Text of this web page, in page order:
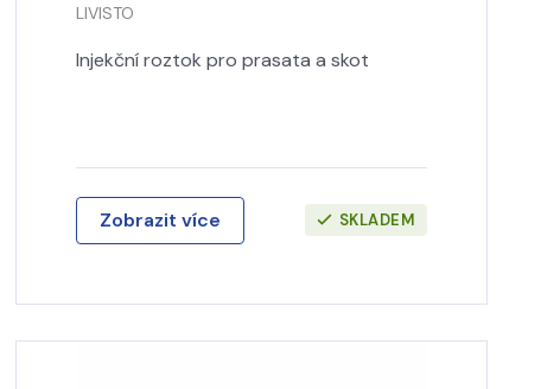
LIVISTO
Injekční roztok pro prasata a skot
Zobrazit více SKLADEM